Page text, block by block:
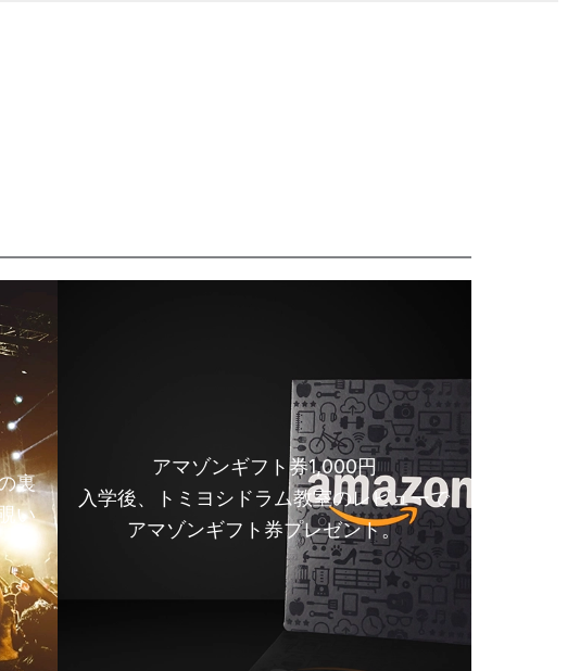
裏
い
アマゾンギフト券1,000円
入学後、トミヨシドラム教室のレビューで
アマゾンギフト券プレゼント。